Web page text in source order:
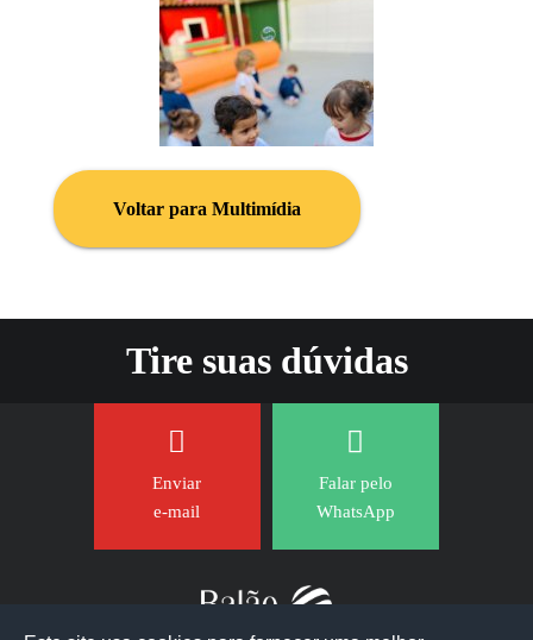
Voltar para Multimídia
Tire suas dúvidas
Enviar
e-mail
Falar pelo
WhatsApp